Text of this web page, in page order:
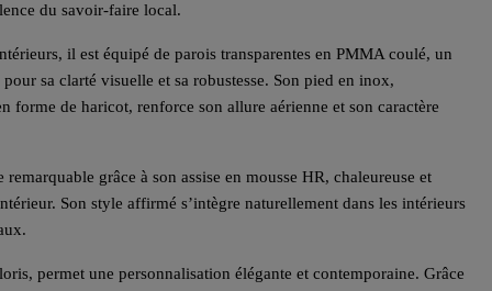
du savoir-faire local.
il est équipé de parois transparentes en PMMA coulé, un
sa clarté visuelle et sa robustesse. Son pied en inox,
forme de haricot, renforce son allure aérienne et son caractère
grâce à son assise en mousse HR, chaleureuse et
Son style affirmé s’intègre naturellement dans les intérieurs
permet une personnalisation élégante et contemporaine. Grâce